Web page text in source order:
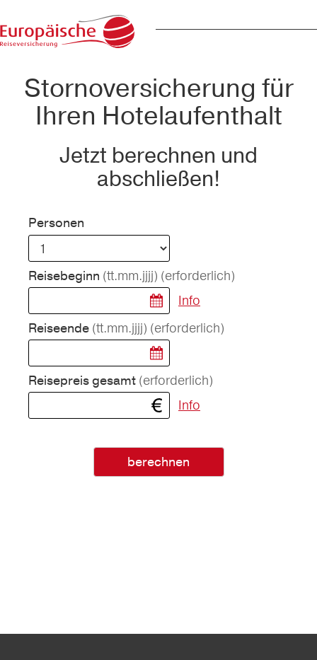
Stornoversicherung für
Ihren Hotelaufenthalt
Jetzt berechnen und
abschließen!
Personen
Reisebeginn (tt.mm.jjjj) (erforderlich)
Info
Reiseende (tt.mm.jjjj) (erforderlich)
Reisepreis gesamt (erforderlich)
Info
berechnen